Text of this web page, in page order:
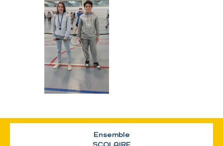
Ensemble
SCOLAIRE